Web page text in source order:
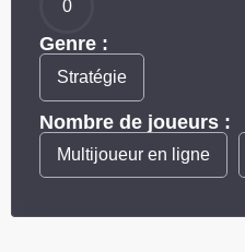
0
Genre :
Stratégie
Nombre de joueurs :
Multijoueur en ligne